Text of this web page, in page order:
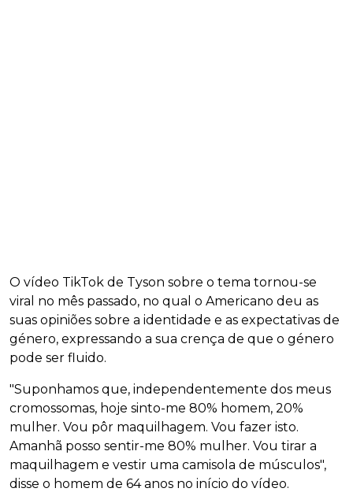
O vídeo TikTok de Tyson sobre o tema tornou-se
viral no mês passado, no qual o Americano deu as
suas opiniões sobre a identidade e as expectativas de
género, expressando a sua crença de que o género
pode ser fluido.
"Suponhamos que, independentemente dos meus
cromossomas, hoje sinto-me 80% homem, 20%
mulher. Vou pôr maquilhagem. Vou fazer isto.
Amanhã posso sentir-me 80% mulher. Vou tirar a
maquilhagem e vestir uma camisola de músculos",
disse o homem de 64 anos no início do vídeo.